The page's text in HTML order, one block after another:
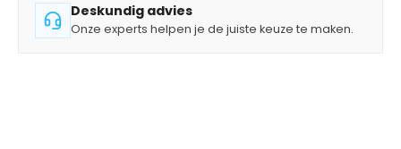
Deskundig advies
Onze experts helpen je de juiste keuze te maken.